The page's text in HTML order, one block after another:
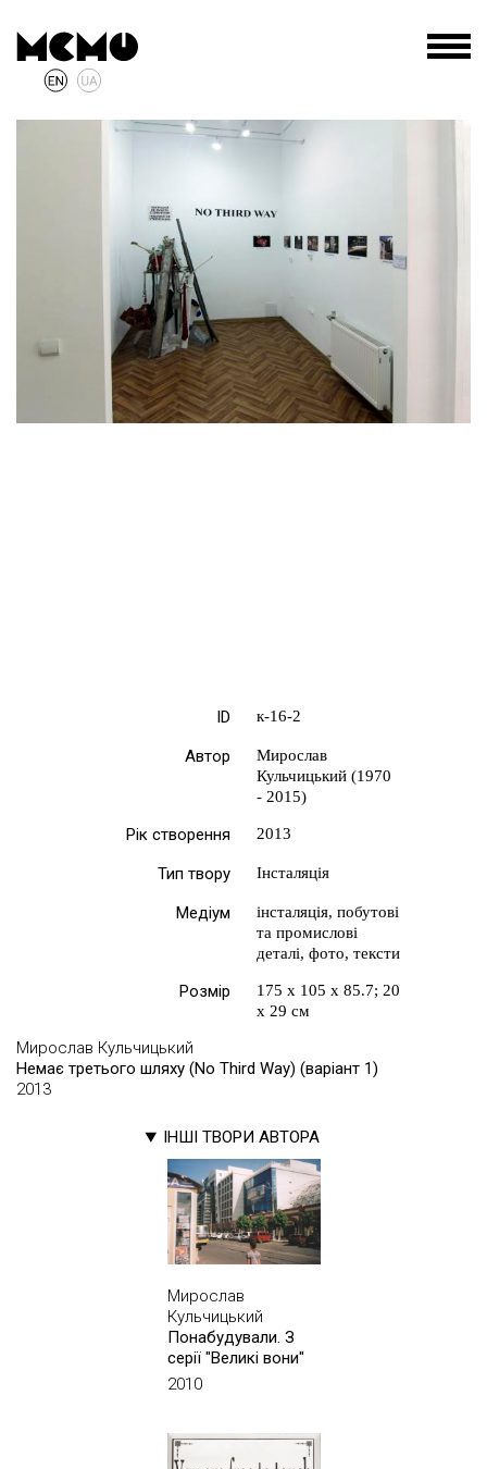
Мирослав Кульчицький
Немає третього шляху (No Third Way) (варіант 1)
2013
ІНШІ ТВОРИ АВТОРА
Мирослав
Кульчицький
Понабудували. З
серії "Великі вони"
2010
ID к-16-2
Автор
Мирослав
Кульчицький (1970
- 2015)
Рік створення 2013
Тип твору Інсталяція
Медіум
інсталяція, побутові
та промислові
деталі, фото, тексти
Розмір
175 х 105 х 85.7; 20
х 29 см